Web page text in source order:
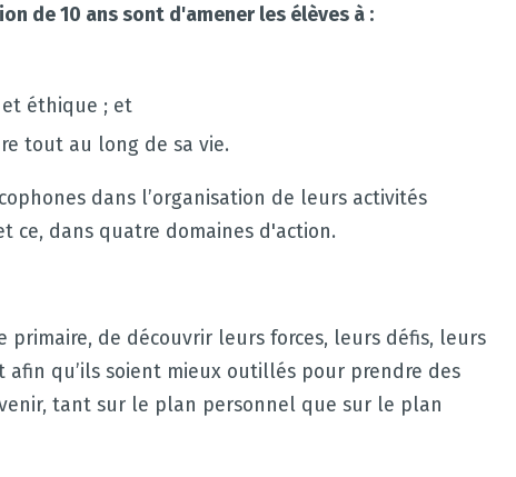
de 10 ans sont d'amener les élèves à :
éthique ; et
tout au long de sa vie.
dans l’organisation de leurs activités
ce, dans quatre domaines d'action.
primaire, de découvrir leurs forces, leurs défis, leurs
afin qu’ils soient mieux outillés pour prendre des
tant sur le plan personnel que sur le plan